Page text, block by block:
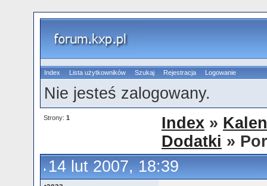
Index Lista użytkowników Szukaj Rejestracja Logowanie
Nie jesteś zalogowany.
Strony: 1 Index »
Dodatki »
14 lut 2007, 18:39